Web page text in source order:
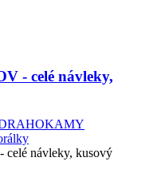
- celé návleky,